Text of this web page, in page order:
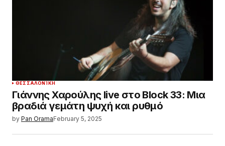
ΘΕΣΣΑΛΟΝΊΚΗ
Γιάννης Χαρούλης live στο Block 33: Μια
βραδιά γεμάτη ψυχή και ρυθμό
by Pan OramaFebruary 5, 2025